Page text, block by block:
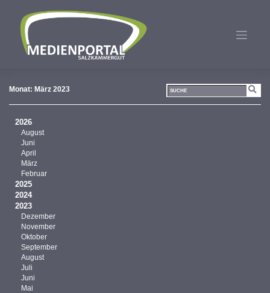
springen
Monat: März 2023
2026
August
Juni
April
März
Februar
2025
2024
2023
Dezember
November
Oktober
September
August
Juli
Juni
Mai